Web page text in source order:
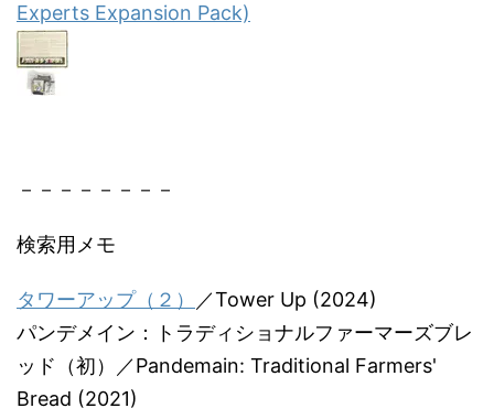
Experts Expansion Pack)
－－－－－－－－
検索用メモ
タワーアップ（２）
／Tower Up (2024)
パンデメイン：トラディショナルファーマーズブレ
ッド（初）／Pandemain: Traditional Farmers'
Bread (2021)